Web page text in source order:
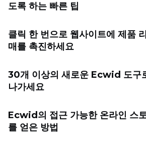
도록 하는 빠른 팁
클릭 한 번으로 웹사이트에 제품
매를 촉진하세요
30개 이상의 새로운 Ecwid 도구
나가세요
Ecwid의 접근 가능한 온라인 스
를 얻은 방법